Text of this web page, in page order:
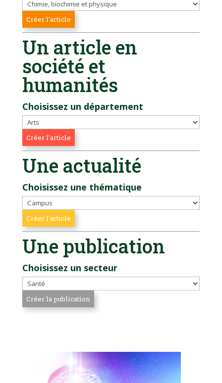
Un article en
société et
humanités
Choisissez un département
Une actualité
Choisissez une thématique
Une publication
Choisissez un secteur